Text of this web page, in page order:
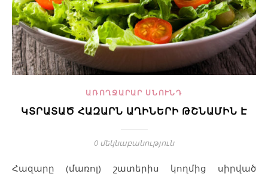
ԱՌՈՂՋԱՐԱՐ ՍՆՈՒՆԴ
ԿՏՐԱՏԱԾ ՀԱԶԱՐՆ ԱՂԻՆԵՐԻ ԹՇՆԱՄԻՆ Է
0 մեկնաբանություն
Հազարը (մառոլ) շատերիս կողմից սիրված